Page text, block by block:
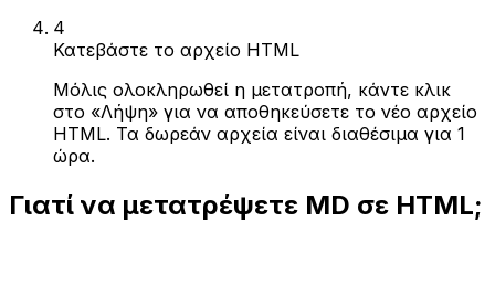
4
Κατεβάστε το αρχείο HTML
Μόλις ολοκληρωθεί η μετατροπή, κάντε κλικ
στο «Λήψη» για να αποθηκεύσετε το νέο αρχείο
HTML. Τα δωρεάν αρχεία είναι διαθέσιμα για 1
ώρα.
Γιατί να μετατρέψετε MD σε HTML;